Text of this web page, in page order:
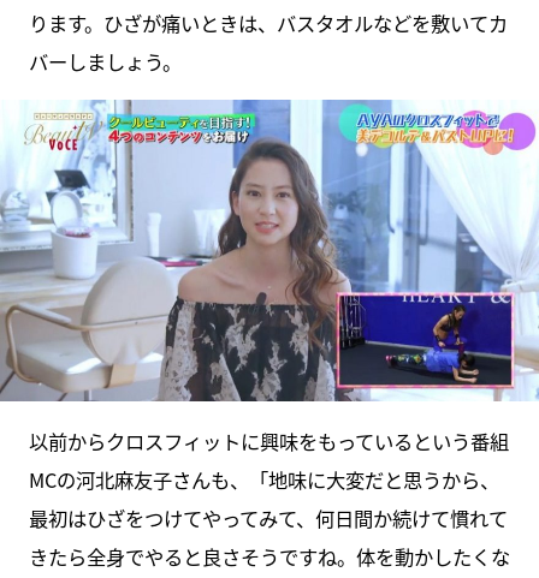
ります。ひざが痛いときは、バスタオルなどを敷いてカ
バーしましょう。
以前からクロスフィットに興味をもっているという番組
MCの河北麻友子さんも、「地味に大変だと思うから、
最初はひざをつけてやってみて、何日間か続けて慣れて
きたら全身でやると良さそうですね。体を動かしたくな